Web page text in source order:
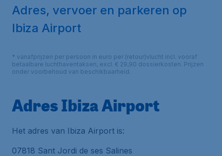
Adres, vervoer en parkeren op
Ibiza Airport
* vanafprijzen per persoon in euro per (retour)vlucht incl. vooraf
betaalbare luchthaventaksen, excl. € 29,90 dossierkosten. Prijzen
onder voorbehoud van beschikbaarheid.
Adres Ibiza Airport
Het adres van Ibiza Airport is:
07818 Sant Jordi de ses Salines